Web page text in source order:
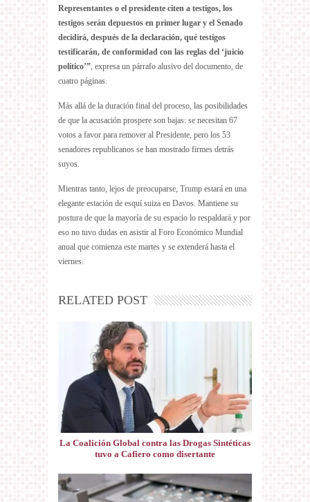
Representantes o el presidente citen a testigos, los
testigos serán depuestos en primer lugar y el Senado
decidirá, después de la declaración, qué testigos
testificarán, de conformidad con las reglas del ‘juicio
político’” , expresa un párrafo alusivo del documento, de
cuatro páginas.
Más allá de la duración final del proceso, las posibilidades
de que la acusación prospere son bajas: se necesitan 67
votos a favor para remover al Presidente, pero los 53
senadores republicanos se han mostrado firmes detrás
suyos.
Mientras tanto, lejos de preocuparse, Trump estará en una
elegante estación de esquí suiza en Davos. Mantiene su
postura de que la mayoría de su espacio lo respaldará y por
eso no tuvo dudas en asistir al Foro Económico Mundial
anual que comienza este martes y se extenderá hasta el
viernes.
RELATED POST
La Coalición Global contra las Drogas Sintéticas
tuvo a Cafiero como disertante